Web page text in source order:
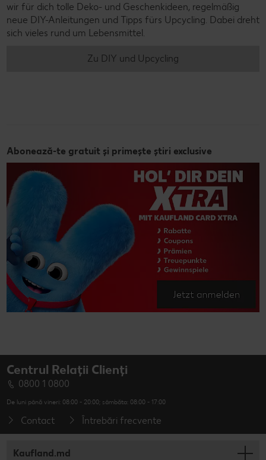
wir für dich tolle Deko- und Geschenkideen, regelmäßig
neue DIY-Anleitungen und Tipps fürs Upcycling. Dabei dreht
sich vieles rund um Lebensmittel.
Zu DIY und Upcycling
Abonează-te gratuit și primește știri exclusive
Centrul Relații Clienți
0800 1 0800
De luni până vineri: 08:00 - 20:00; sâmbăta: 08:00 - 17:00
Contact Întrebări frecvente
Kaufland.md